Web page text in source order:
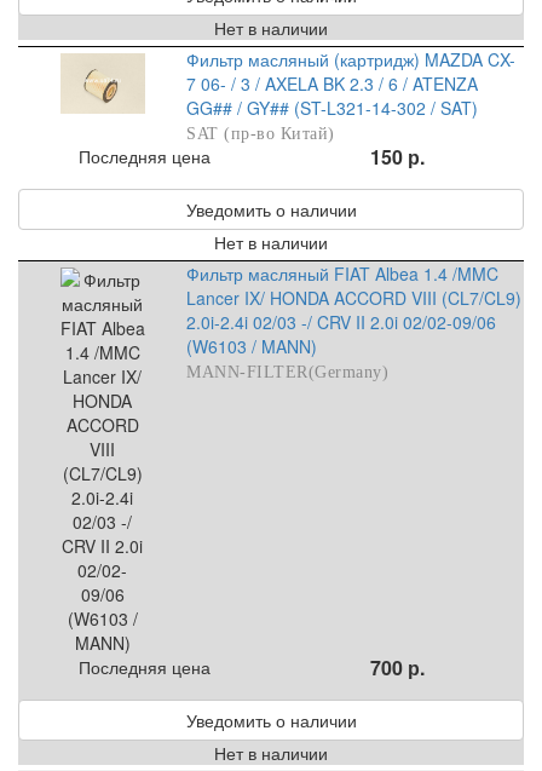
Нет в наличии
Фильтр масляный (картридж) MAZDA CX-
7 06- / 3 / AXELA BK 2.3 / 6 / ATENZA
GG## / GY## (ST-L321-14-302 / SAT)
SAT (пр-во Китай)
Последняя цена 150 р.
Уведомить о наличии
Нет в наличии
Фильтр масляный FIAT Albea 1.4 /MMC
Lancer IX/ HONDA ACCORD VIII (CL7/CL9)
2.0i-2.4i 02/03 -/ CRV II 2.0i 02/02-09/06
(W6103 / MANN)
MANN-FILTER(Germany)
Последняя цена 700 р.
Уведомить о наличии
Нет в наличии